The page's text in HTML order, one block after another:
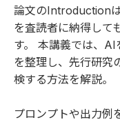
論文のIntroduction
を査読者に納得して
す。 本講義では、
を整理し、先行研究
検する方法を解説。
プロンプトや出力例